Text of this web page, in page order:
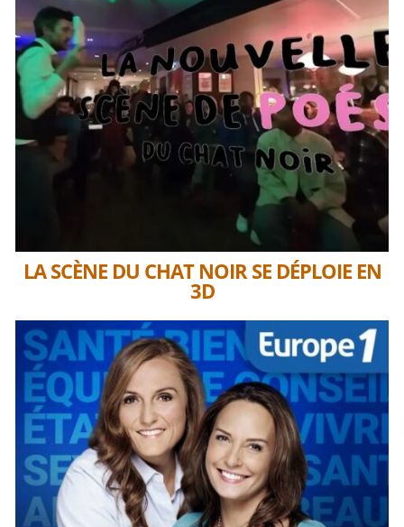
LA SCÈNE DU CHAT NOIR SE DÉPLOIE EN
3D